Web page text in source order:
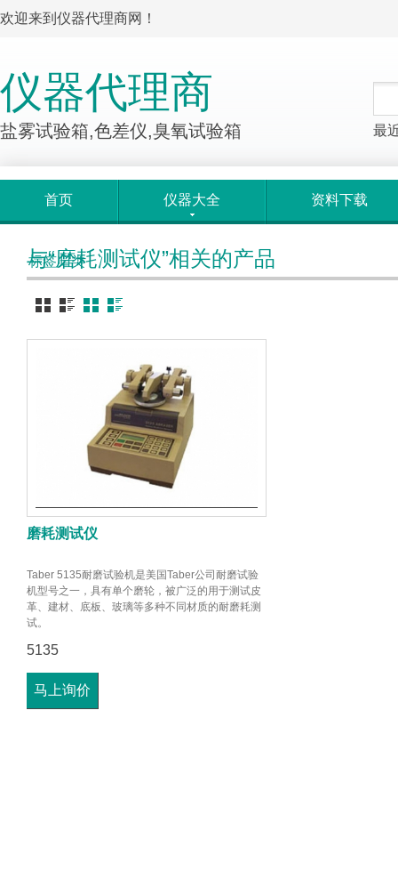
欢迎来到仪器代理商网！
仪器代理商
盐雾试验箱,色差仪,臭氧试验箱 最
首页 仪器大全 资料下载
标签归类
与“磨耗测试仪”相关的产品
磨耗测试仪
Taber 5135耐磨试验机是美国Taber公司耐磨试验
机型号之一，具有单个磨轮，被广泛的用于测试皮
革、建材、底板、玻璃等多种不同材质的耐磨耗测
试。
5135
马上询价